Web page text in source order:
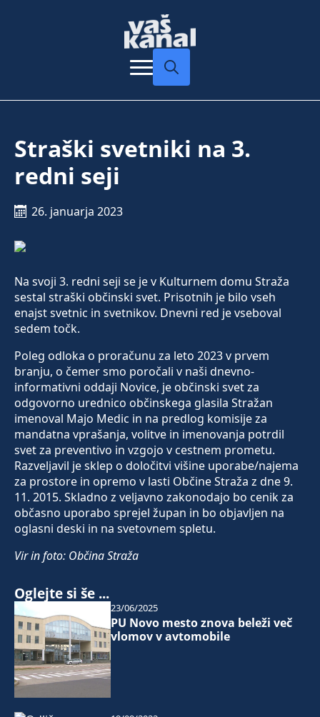
Straški svetniki na 3.
redni seji
26. januarja 2023
Na svoji 3. redni seji se je v Kulturnem domu Straža
sestal straški občinski svet. Prisotnih je bilo vseh
enajst svetnic in svetnikov. Dnevni red je vseboval
sedem točk.
Poleg odloka o proračunu za leto 2023 v prvem
branju, o čemer smo poročali v naši dnevno-
informativni oddaji Novice, je občinski svet za
odgovorno urednico občinskega glasila Stražan
imenoval Majo Medic in na predlog komisije za
mandatna vprašanja, volitve in imenovanja potrdil
svet za preventivo in vzgojo v cestnem prometu.
Razveljavil je sklep o določitvi višine uporabe/najema
za prostore in opremo v lasti Občine Straža z dne 9.
11. 2015. Skladno z veljavno zakonodajo bo cenik za
občasno uporabo sprejel župan in bo objavljen na
oglasni deski in na svetovnem spletu.
Vir in foto: Občina Straža
Oglejte si še ...
PU Novo mesto znova beleži več
vlomov v avtomobile
23/06/2025